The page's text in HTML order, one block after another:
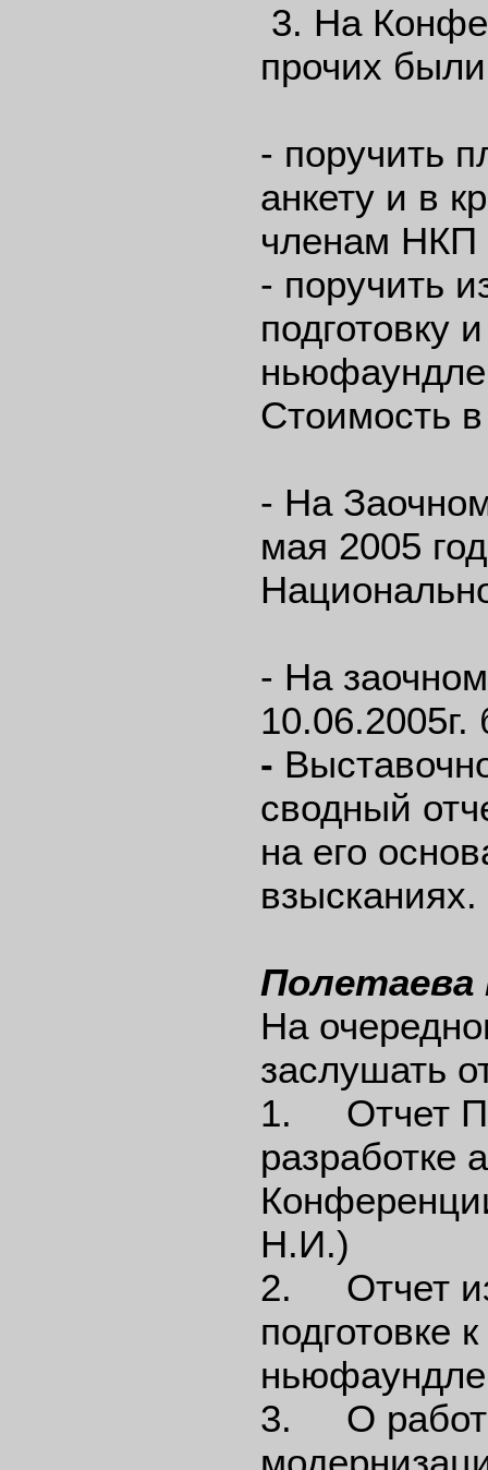
3. На
прочих
- поручить
анкету и в
членам НКП
- поручить
подготовку
Стоимость
- На
мая 2005
- На
-
сводный
на его
взысканиях.
Полетаева
На
заслушать
1. Отчет
разработке
Н.И.)
2. Отчет
подготовке
3. О